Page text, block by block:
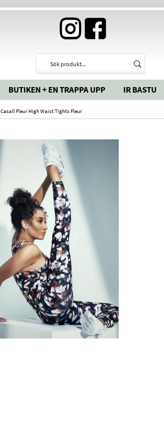
BUTIKEN + EN TRAPPA UPP IR BASTU
Casall Fleur High Waist Tights Fleur